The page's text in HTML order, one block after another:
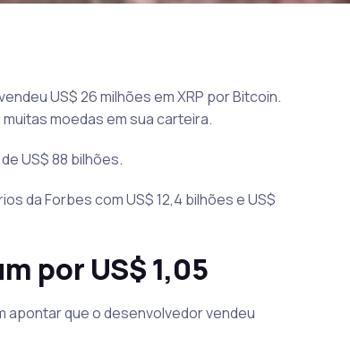
US$ 26 milhões em XRP por Bitcoin.
moedas em sua carteira.
US$ 88 bilhões.
da Forbes com US$ 12,4 bilhões e US$
por US$ 1,05
apontar que o desenvolvedor vendeu